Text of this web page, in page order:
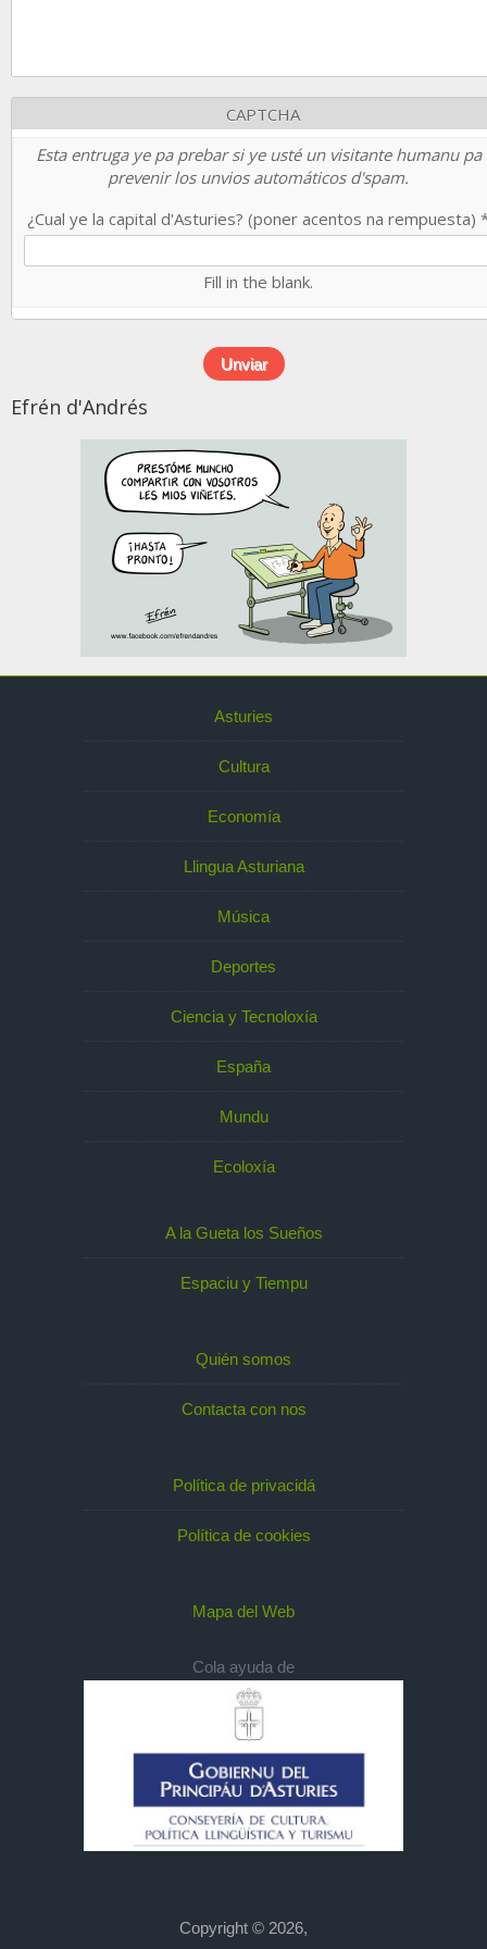
CAPTCHA
Esta entruga ye pa prebar si ye usté un visitante humanu pa
prevenir los unvios automáticos d'spam.
¿Cual ye la capital d'Asturies? (poner acentos na rempuesta)
Fill in the blank.
Efrén d'Andrés
Asturies
Cultura
Economía
Llingua Asturiana
Música
Deportes
Ciencia y Tecnoloxía
España
Mundu
Ecoloxía
A la Gueta los Sueños
Espaciu y Tiempu
Quién somos
Contacta con nos
Política de privacidá
Política de cookies
Mapa del Web
Cola ayuda de
Copyright © 2026,